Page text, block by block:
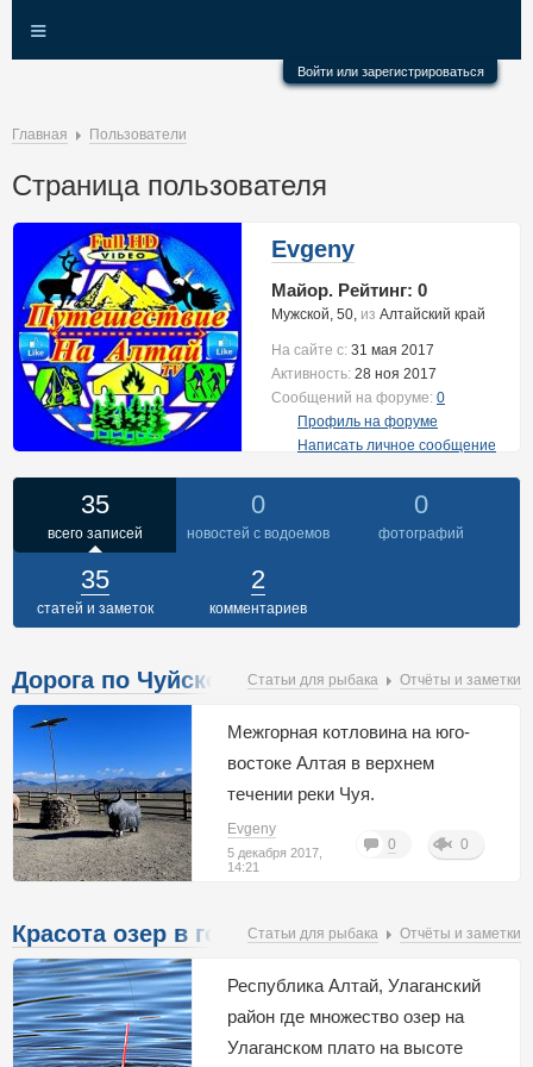
≡
Войти или зарегистрироваться
Главная Пользователи
Страница пользователя
Evgeny
Майор. Рейтинг: 0
Мужской, 50, из Алтайский край
На сайте с: 31 мая 2017
Активность: 28 ноя 2017
Сообщений на форуме: 0
Профиль на форуме
Написать личное сообщение
35
всего записей
0
новостей с водоемов
0
фотографий
35
статей и заметок
2
комментариев
Дорога по Чуйской степи на Алтае.
Статьи для рыбака Отчёты и заметки
Межгорная котловина на юго-
востоке Алтая в верхнем
течении реки Чуя.
Расположена в Кош-Агачском
районе Республики Алтай.
Дно котловины вогнуто и
находится на высотах 1750-
1850 м над уровнем моря.
Чуйская степь представляет
0 0
Evgeny
5 декабря 2017,
14:21
Красота озер в горах Алтая
Статьи для рыбака Отчёты и заметки
Республика Алтай, Улаганский
район где множество озер на
Улаганском плато на высоте